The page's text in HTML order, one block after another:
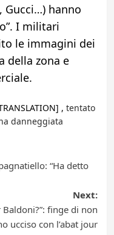
Gucci…) hanno
I militari
le immagini dei
della zona e
, tentato
danneggiata
“Ha detto
Next:
finge di non
ucciso con l’abat jour